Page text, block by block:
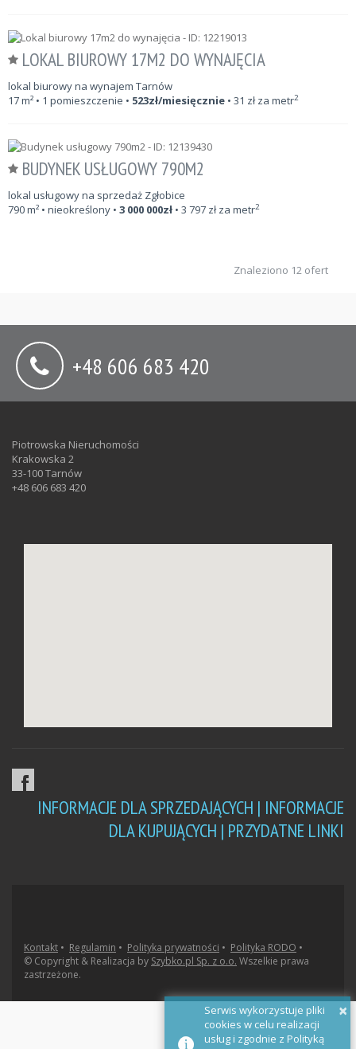
LOKAL BIUROWY 17M2 DO WYNAJĘCIA
lokal biurowy na wynajem Tarnów
17m² • 1 pomieszczenie • 523zł/miesięcznie • 31 zł za metr2
BUDYNEK USŁUGOWY 790M2
lokal usługowy na sprzedaż Zgłobice
790m² • nieokreślony • 3 000 000zł • 3 797 zł za metr2
Znaleziono 12 ofert
+48 606 683 420
Piotrowska Nieruchomości
Krakowska 2
33-100 Tarnów
+48 606 683 420
INFORMACJE DLA SPRZEDAJĄCYCH | INFORMACJE
DLA KUPUJĄCYCH | PRZYDATNE LINKI
Kontakt • Regulamin • Polityka prywatności • Polityka RODO •
© Copyright & Realizacja by Szybko.pl Sp. z o.o. Wszelkie prawa
zastrzeżone.
×
Serwis wykorzystuje pliki
cookies w celu realizacji
usług i zgodnie z Polityką